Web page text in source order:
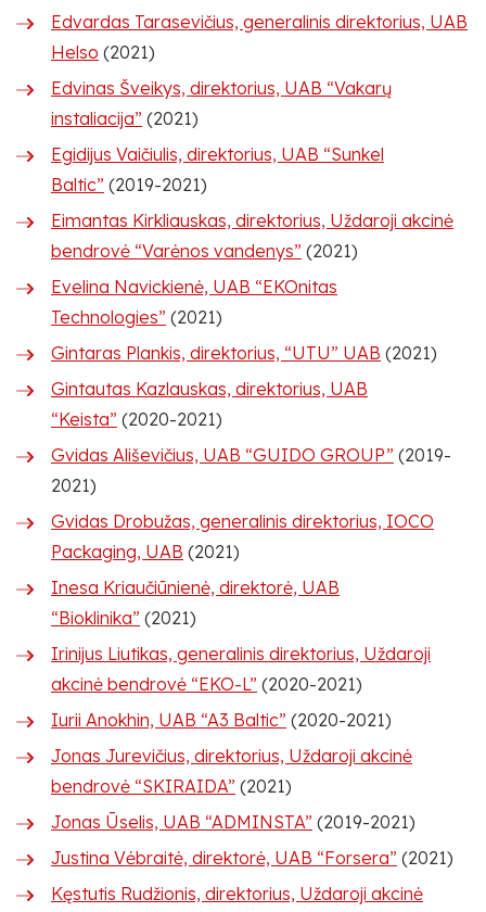
Edvardas Tarasevičius, generalinis direktorius, UAB
Helso (2021)
Edvinas Šveikys, direktorius, UAB “Vakarų
instaliacija” (2021)
Egidijus Vaičiulis, direktorius, UAB “Sunkel
Baltic” (2019-2021)
Eimantas Kirkliauskas, direktorius, Uždaroji akcinė
bendrovė “Varėnos vandenys” (2021)
Evelina Navickienė, UAB “EKOnitas
Technologies” (2021)
Gintaras Plankis, direktorius, “UTU” UAB (2021)
Gintautas Kazlauskas, direktorius, UAB
“Keista” (2020-2021)
Gvidas Ališevičius, UAB “GUIDO GROUP” (2019-
2021)
Gvidas Drobužas, generalinis direktorius, IOCO
Packaging, UAB (2021)
Inesa Kriaučiūnienė, direktorė, UAB
“Bioklinika” (2021)
Irinijus Liutikas, generalinis direktorius, Uždaroji
akcinė bendrovė “EKO-L” (2020-2021)
Iurii Anokhin, UAB “A3 Baltic” (2020-2021)
Jonas Jurevičius, direktorius, Uždaroji akcinė
bendrovė “SKIRAIDA” (2021)
Jonas Ūselis, UAB “ADMINSTA” (2019-2021)
Justina Vėbraitė, direktorė, UAB “Forsera” (2021)
Kęstutis Rudžionis, direktorius, Uždaroji akcinė